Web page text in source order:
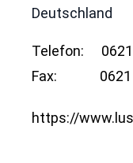
Deutschland
Telefon:
Fax:
https://